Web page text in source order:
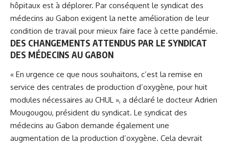
hôpitaux est à déplorer. Par conséquent le syndicat des
médecins au Gabon exigent la nette amélioration de leur
condition de travail pour mieux faire face à cette pandémie.
DES CHANGEMENTS ATTENDUS PAR LE SYNDICAT
DES MÉDECINS AU GABON
« En urgence ce que nous souhaitons, c’est la remise en
service des centrales de production d’oxygène, pour huit
modules nécessaires au CHUL », a déclaré le docteur Adrien
Mougougou, président du syndicat. Le syndicat des
médecins au Gabon demande également une
augmentation de la production d’oxygène. Cela devrait